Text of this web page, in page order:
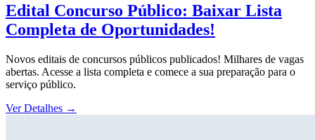
Edital Concurso Público: Baixar Lista
Completa de Oportunidades!
Novos editais de concursos públicos publicados! Milhares de vagas
abertas. Acesse a lista completa e comece a sua preparação para o
serviço público.
Ver Detalhes →